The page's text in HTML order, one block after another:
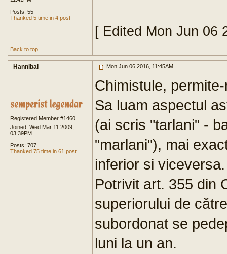
Posts: 55
Thanked 5 time in 4 post
[ Edited Mon Jun 06
Back to top
Hannibal Mon Jun 06 2016, 11:45AM
.
Registered Member #1460
Joined: Wed Mar 11 2009,
03:39PM
Posts: 707
Thanked 75 time in 61 post
Chimistule,
Sa luam aspectul
(ai scris "tarlani" -
"marlani"), mai
inferior si viceversa.
Potrivit art. 355 din
superiorului de
subordonat se
luni la un an.